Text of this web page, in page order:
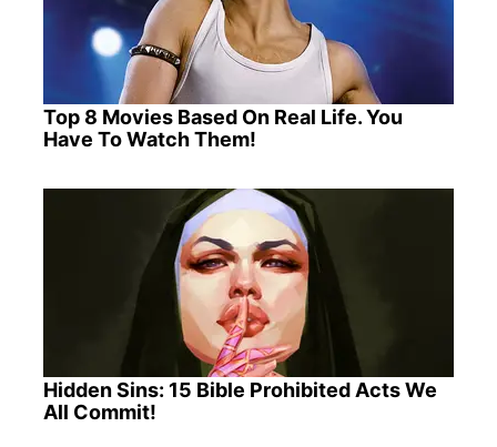
Top 8 Movies Based On Real Life. You
Have To Watch Them!
Hidden Sins: 15 Bible Prohibited Acts We
All Commit!